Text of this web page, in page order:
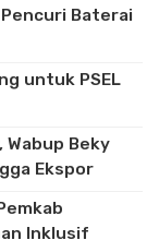
Baterai
untuk PSEL
Beky
Ekspor
Inklusif